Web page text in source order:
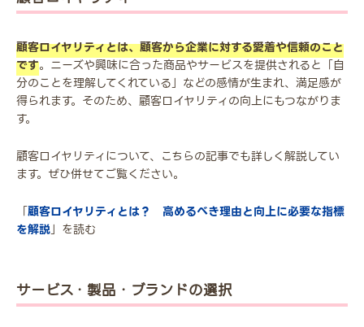
顧客ロイヤリティとは、顧客から企業に対する愛着や信頼のこと
です。ニーズや興味に合った商品やサービスを提供されると「自
分のことを理解してくれている」などの感情が生まれ、満足感が
得られます。そのため、顧客ロイヤリティの向上にもつながりま
す。
顧客ロイヤリティについて、こちらの記事でも詳しく解説してい
ます。ぜひ併せてご覧ください。
「顧客ロイヤリティとは？ 高めるべき理由と向上に必要な指標
を解説」を読む
サービス・製品・ブランドの選択